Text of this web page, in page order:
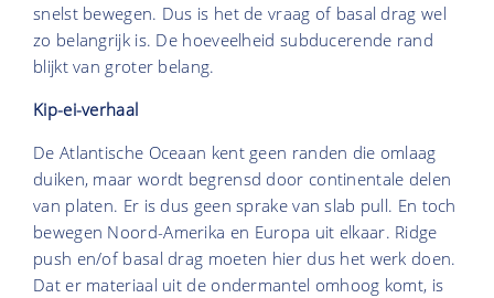
snelst bewegen. Dus is het de vraag of basal drag wel
zo belangrijk is. De hoeveelheid subducerende rand
blijkt van groter belang.
Kip-ei-verhaal
De Atlantische Oceaan kent geen randen die omlaag
duiken, maar wordt begrensd door continentale delen
van platen. Er is dus geen sprake van slab pull. En toch
bewegen Noord-Amerika en Europa uit elkaar. Ridge
push en/of basal drag moeten hier dus het werk doen.
Dat er materiaal uit de ondermantel omhoog komt, is